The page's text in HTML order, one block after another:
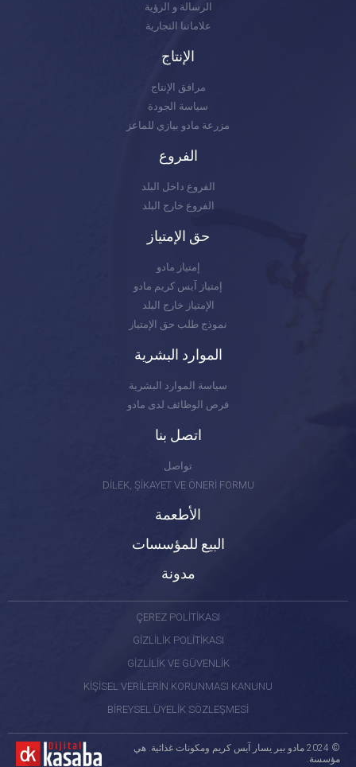
الرسالة و الرؤية
علاماتنا التجارية
الإنتاج
مرافق الإنتاج
سياسة الجودة
مزرعة مادو بيازي للماعز
الفروع
الفروع داخل البلد
الفروع خارج البلد
حق الإمتياز
إمتياز مادو
إمتياز آيس كريم مادو
الإمتياز خارج البلد
نموذج طلب حق الإمتياز
الموارد البشرية
سياسة الموارد البشرية
فرص الوظائف لدى مادو
اتصل بنا
تواصل
DİLEK, ŞİKAYET VE ÖNERİ FORMU
الأطعمة
البيع للمؤسسات
مدونة
ÇEREZ POLİTİKASI
GİZLİLİK POLİTİKASI
GİZLİLİK VE GÜVENLİK
KİŞİSEL VERİLERİN KORUNMASI KANUNU
BİREYSEL ÜYELİK SÖZLEŞMESİ
© 2024 مادو بير يسار آيس كريم ومكونات غذائية. هي
مؤسسة.